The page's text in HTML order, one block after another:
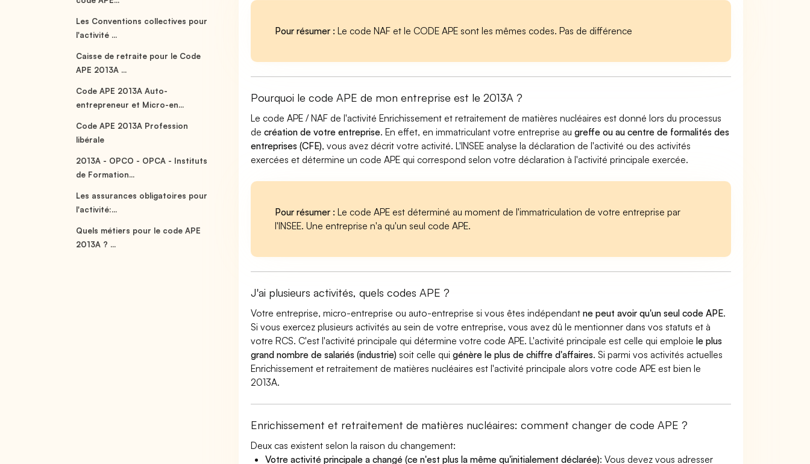
Les Conventions collectives pour
l'activité ...
Caisse de retraite pour le Code
APE 2013A ...
Code APE 2013A Auto-
entrepreneur et Micro-en...
Code APE 2013A Profession
libérale
2013A - OPCO - OPCA - Instituts
de Formation...
Les assurances obligatoires pour
l'activité:...
Quels métiers pour le code APE
2013A ? ...
Pour résumer : Le code NAF et le CODE APE sont les mêmes codes. Pas de différence
Pourquoi le code APE de mon entreprise est le 2013A ?
Le code APE / NAF de l'activité Enrichissement et retraitement de matières nucléaires est donné lors du processus
decréation de votre entreprise. En effet, en immatriculant votre entreprise augreffe ou au centre de formalités des
entreprises (CFE), vous avez décrit votre activité. L'INSEE analyse la déclaration de l'activité ou des activités
exercées et détermine un code APE qui correspond selon votre déclaration à l'activité principale exercée.
Pour résumer : Le code APE est déterminé au moment de l'immatriculation de votre entreprise par
l'INSEE. Une entreprise n'a qu'un seul code APE.
J'ai plusieurs activités, quels codes APE ?
Votre entreprise, micro-entreprise ou auto-entreprise si vous êtes indépendantne peut avoir qu'un seul code APE.
Si vous exercez plusieurs activités au sein de votre entreprise, vous avez dû le mentionner dans vos statuts et à
votre RCS. C'est l'activité principale qui détermine votre code APE. L'activité principale est celle qui emploiele plus
grand nombre de salariés (industrie) soit celle quigénère le plus de chiffre d'affaires. Si parmi vos activités actuelles
Enrichissement et retraitement de matières nucléaires est l'activité principale alors votre code APE est bien le
2013A.
Enrichissement et retraitement de matières nucléaires: comment changer de code APE ?
Deux cas existent selon la raison du changement:
Votre activité principale a changé (ce n'est plus la même qu'initialement déclarée): Vous devez vous adresser